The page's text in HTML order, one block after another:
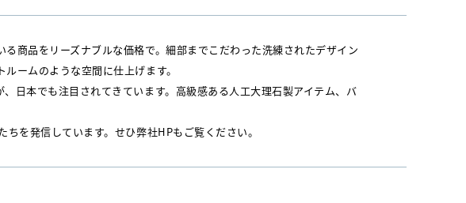
商品をリーズナブルな価格で。細部までこだわった洗練されたデザイン
ームのような空間に仕上げます。
日本でも注目されてきています。高級感ある人工大理石製アイテム、バ
を発信しています。せひ弊社HPもご覧ください。